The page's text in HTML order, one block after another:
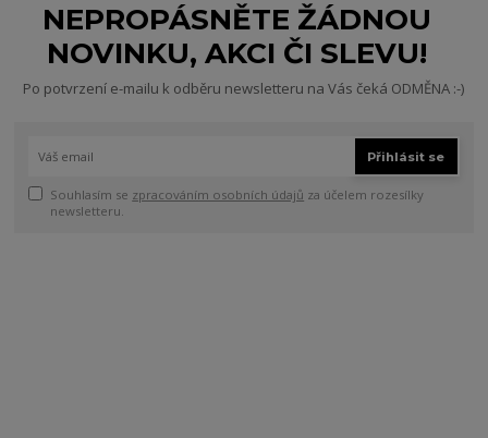
NEPROPÁSNĚTE ŽÁDNOU
NOVINKU, AKCI ČI SLEVU!
Po potvrzení e-mailu k odběru newsletteru na Vás čeká ODMĚNA :-)
Přihlásit se
Souhlasím se zpracováním osobních údajů za účelem rozesílky
newsletteru.